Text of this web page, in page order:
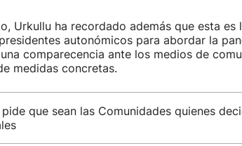
Urkullu ha recordado además que esta
autonómicos para abordar la
comparecencia ante los medios de
medidas concretas.
que sean las Comunidades quienes